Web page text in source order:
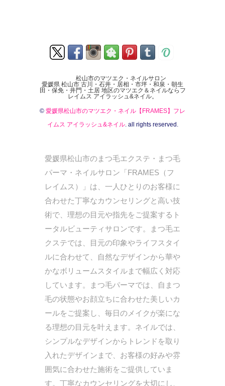
松山市のマツエク・ネイルサロン
愛媛県 松山市 古川・石井・居相・市坪・和泉・朝生
田・保免・井門・土居 地区のマツエク＆ネイルならフ
レイムス アイラッシュ&ネイル。
© 愛媛県松山市のマツエク・ネイル【FRAMES】フレ
イムス アイラッシュ&ネイル. all rights reserved.
愛媛県松山市のまつ毛エクステ・まつ毛
パーマ・ネイルサロン「FRAMES（フ
レイムス）」は、一人ひとりのお客様に
合わせた丁寧なカウンセリングと高い技
術で、理想の目元や指先をご提案するト
ータルビューティサロンです。まつ毛エ
クステでは、目元の印象やライフスタイ
ルに合わせて、自然なデザインから華や
かなボリュームスタイルまで幅広く対応
しています。まつ毛パーマでは、自まつ
毛の状態やお顔立ちに合わせた美しいカ
ールをご提案し、毎日のメイクが楽にな
る理想の目元を叶えます。ネイルでは、
シンプルなデザインからトレンドを取り
入れたデザインまで、お客様の好みや雰
囲気に合わせた施術をご提供していま
す。丁寧なカウンセリングを大切にし、